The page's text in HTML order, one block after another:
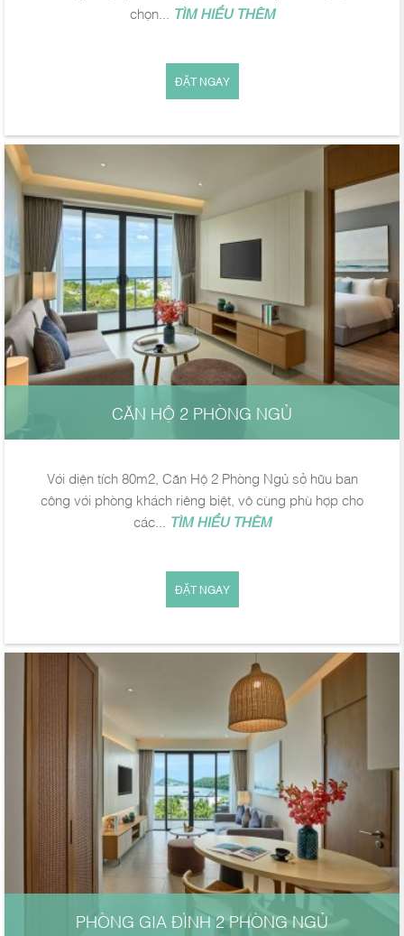
chọn...
TÌM HIỂU THÊM
ĐẶT NGAY
CĂN HỘ 2 PHÒNG NGỦ
Với diện tích 80m2, Căn Hộ 2 Phòng Ngủ sở hữu ban
công với phòng khách riêng biệt, vô cùng phù hợp cho
các...
TÌM HIỂU THÊM
ĐẶT NGAY
PHÒNG GIA ĐÌNH 2 PHÒNG NGỦ